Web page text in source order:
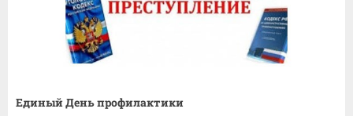
Единый День профилактики